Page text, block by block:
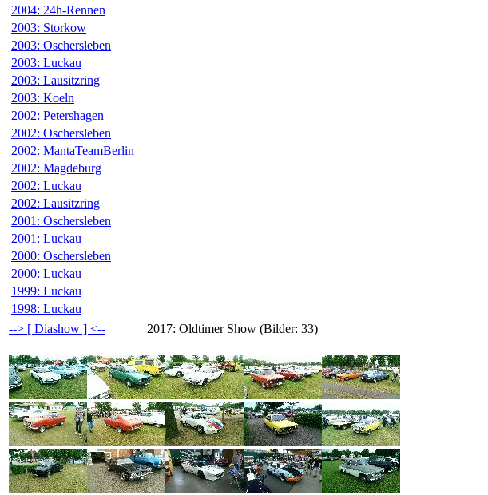
2004: 24h-Rennen
2003: Storkow
2003: Oschersleben
2003: Luckau
2003: Lausitzring
2003: Koeln
2002: Petershagen
2002: Oschersleben
2002: MantaTeamBerlin
2002: Magdeburg
2002: Luckau
2002: Lausitzring
2001: Oschersleben
2001: Luckau
2000: Oschersleben
2000: Luckau
1999: Luckau
1998: Luckau
2017: Oldtimer Show (Bilder: 33)
--> [ Diashow ] <--